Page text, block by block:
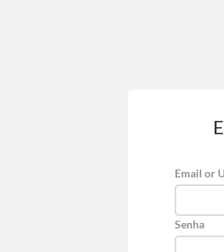
Email or
Senha